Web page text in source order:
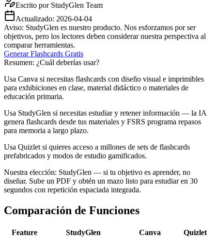
Escrito por StudyGlen Team
Actualizado: 2026-04-04
Aviso: StudyGlen es nuestro producto. Nos esforzamos por ser
objetivos, pero los lectores deben considerar nuestra perspectiva al
comparar herramientas.
Generar Flashcards Gratis
Resumen: ¿Cuál deberías usar?
Usa Canva si necesitas flashcards con diseño visual e imprimibles
para exhibiciones en clase, material didáctico o materiales de
educación primaria.
Usa StudyGlen si necesitas estudiar y retener información — la IA
genera flashcards desde tus materiales y FSRS programa repasos
para memoria a largo plazo.
Usa Quizlet si quieres acceso a millones de sets de flashcards
prefabricados y modos de estudio gamificados.
Nuestra elección: StudyGlen — si tu objetivo es aprender, no
diseñar. Sube un PDF y obtén un mazo listo para estudiar en 30
segundos con repetición espaciada integrada.
Comparación de Funciones
Feature StudyGlen Canva
Quizlet